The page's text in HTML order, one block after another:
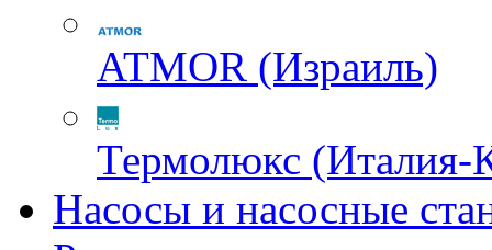
ATMOR (Израиль)
Термолюкс (Италия-
Насосы и насосные